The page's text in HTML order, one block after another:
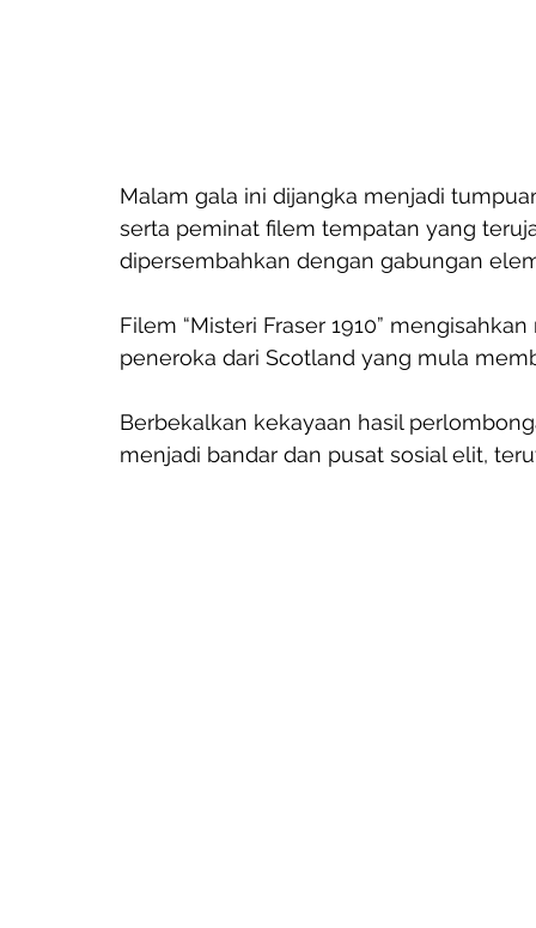
Malam gala ini dijangka menjadi
serta peminat filem tempatan yang
dipersembahkan dengan gabungan
Filem “Misteri Fraser 1910”
peneroka dari Scotland yang mula
Berbekalkan kekayaan hasil
menjadi bandar dan pusat sosial elit,